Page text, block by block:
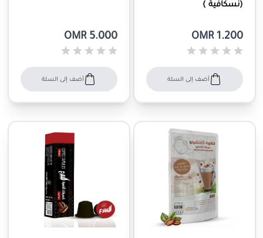
(نسكافية )
OMR 1.200
أضف إلى السلة
OMR 5.000
أضف إلى السلة